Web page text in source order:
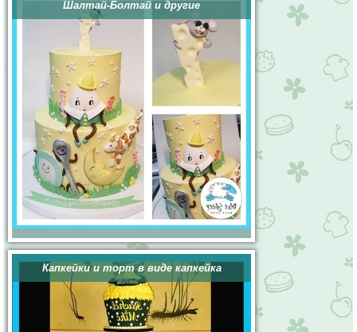
Шалтай-Болтай и другие
Капкейки и торт в виде капкейка